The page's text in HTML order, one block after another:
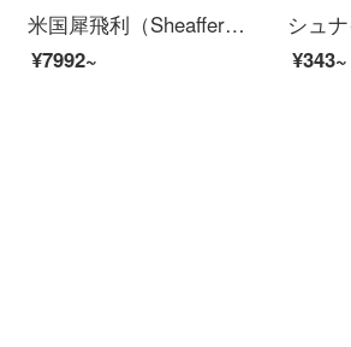
米国犀飛利（Sheaffer）万年笔王者シリーズIntenssityビジネス書インキギフトにサインペンとスクラブをプレゼント―フェラーリ王者
¥7992~
¥343~